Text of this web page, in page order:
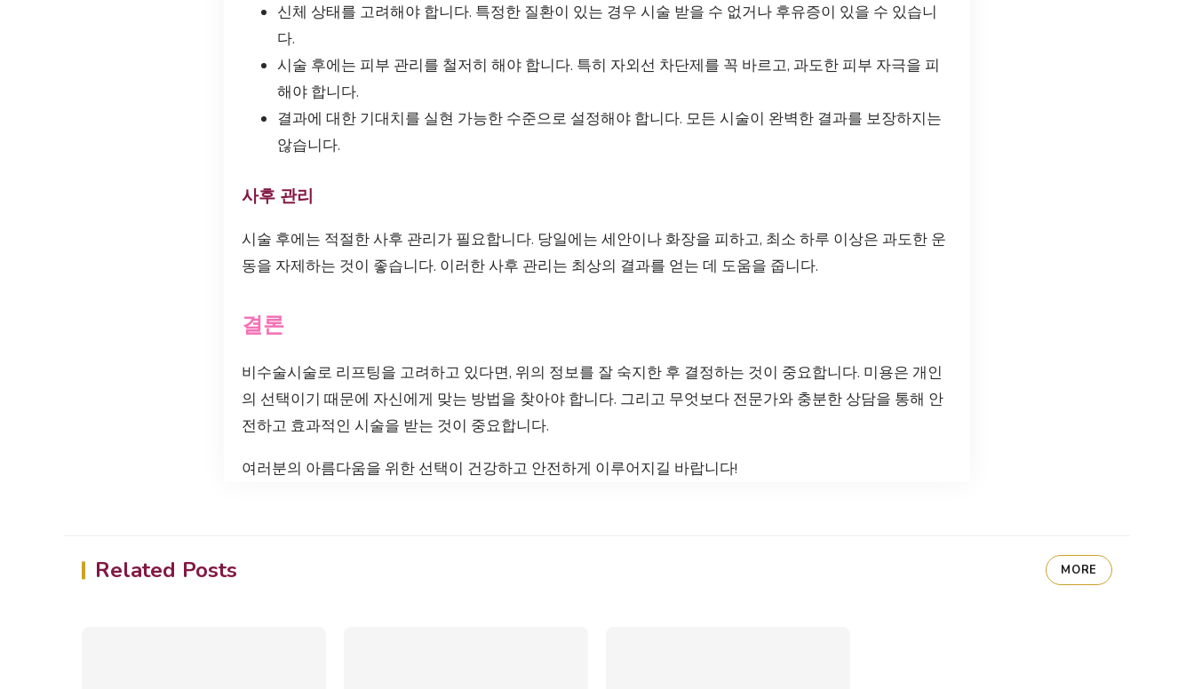
신체 상태를 고려해야 합니다. 특정한 질환이 있는 경우 시술 받을 수 없거나 후유증이 있을 수 있습니
다.
시술 후에는 피부 관리를 철저히 해야 합니다. 특히 자외선 차단제를 꼭 바르고, 과도한 피부 자극을 피
해야 합니다.
결과에 대한 기대치를 실현 가능한 수준으로 설정해야 합니다. 모든 시술이 완벽한 결과를 보장하지는
않습니다.
사후 관리
시술 후에는 적절한 사후 관리가 필요합니다. 당일에는 세안이나 화장을 피하고, 최소 하루 이상은 과도한 운
동을 자제하는 것이 좋습니다. 이러한 사후 관리는 최상의 결과를 얻는 데 도움을 줍니다.
결론
비수술시술로 리프팅을 고려하고 있다면, 위의 정보를 잘 숙지한 후 결정하는 것이 중요합니다. 미용은 개인
의 선택이기 때문에 자신에게 맞는 방법을 찾아야 합니다. 그리고 무엇보다 전문가와 충분한 상담을 통해 안
전하고 효과적인 시술을 받는 것이 중요합니다.
여러분의 아름다움을 위한 선택이 건강하고 안전하게 이루어지길 바랍니다!
Related Posts MORE